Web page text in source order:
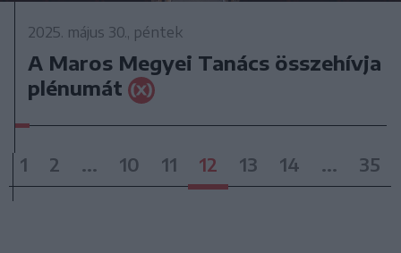
2025. május 30., péntek
A Maros Megyei Tanács összehívja
plénumát
1 2 ... 10 11 12 13 14 ... 35